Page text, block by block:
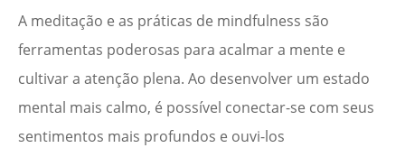
A meditação e as práticas de mindfulness são
ferramentas poderosas para acalmar a mente e
cultivar a atenção plena. Ao desenvolver um estado
mental mais calmo, é possível conectar-se com seus
sentimentos mais profundos e ouvi-los